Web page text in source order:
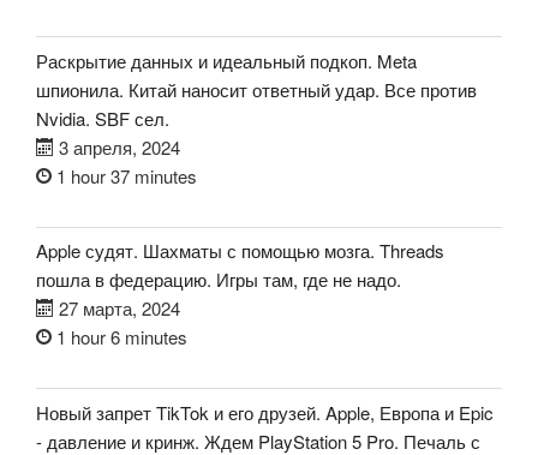
Раскрытие данных и идеальный подкоп. Meta
шпионила. Китай наносит ответный удар. Все против
Nvidia. SBF сел.
3 апреля, 2024
1 hour 37 minutes
Apple судят. Шахматы с помощью мозга. Threads
пошла в федерацию. Игры там, где не надо.
27 марта, 2024
1 hour 6 minutes
Новый запрет TikTok и его друзей. Apple, Европа и Epic
- давление и кринж. Ждем PlayStation 5 Pro. Печаль с